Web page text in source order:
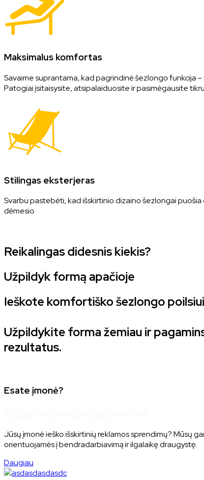
Maksimalus komfortas
Savaime suprantama, kad pagrindinė šezlongo funkcija
Patogiai įsitaisysite, atsipalaiduosite ir pasimėgausite
Stilingas eksterjeras
Svarbu pastebėti, kad išskirtinio dizaino šezlongai
dėmesio
Reikalingas didesnis kiekis?
Užpildyk formą apačioje
Ieškote komfortiško šezlongo
Užpildykite forma žemiau ir
rezultatus.
Esate įmonė?
Jūsų įmonė ieško išskirtinių reklamos sprendimų? Mūsų
orientuojamės į bendradarbiavimą ir ilgalaikę draugystę.
Daugiau